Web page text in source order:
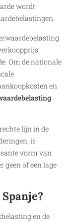
wordt
Om de nationale
en
lijn in de
is
vorm van
geen of een lage
en de